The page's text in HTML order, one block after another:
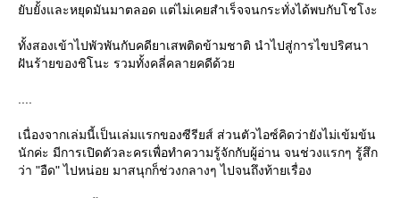
ับยั้งและหยุดมันมาตลอด แต่ไม่เคยสำเร็จจนกระทั่งได้พบกับโชโงะ
ทั้งสองเข้าไปพัวพันกับคดียาเสพติดข้ามชาติ นำไปสู่การไขปริศนา
ฝันร้ายของชิโนะ รวมทั้งคลี่คลายคดีด้ว
เนื่องจากเล่มนี้เป็นเล่มแรกของซีรียส์ ส่วนตัวไอซ์คิดว่ายังไม่เข้มข้น
นักค่ะ มีการเปิดตัวละครเพื่อทำความรู้จักกับผู้อ่าน จนช่วงแรกๆ รู้สึก
ว่า "อืด" ไปหน่อย มาสนุกก็ช่วงกลางๆ ไปจนถึงท้ายเรื่อง